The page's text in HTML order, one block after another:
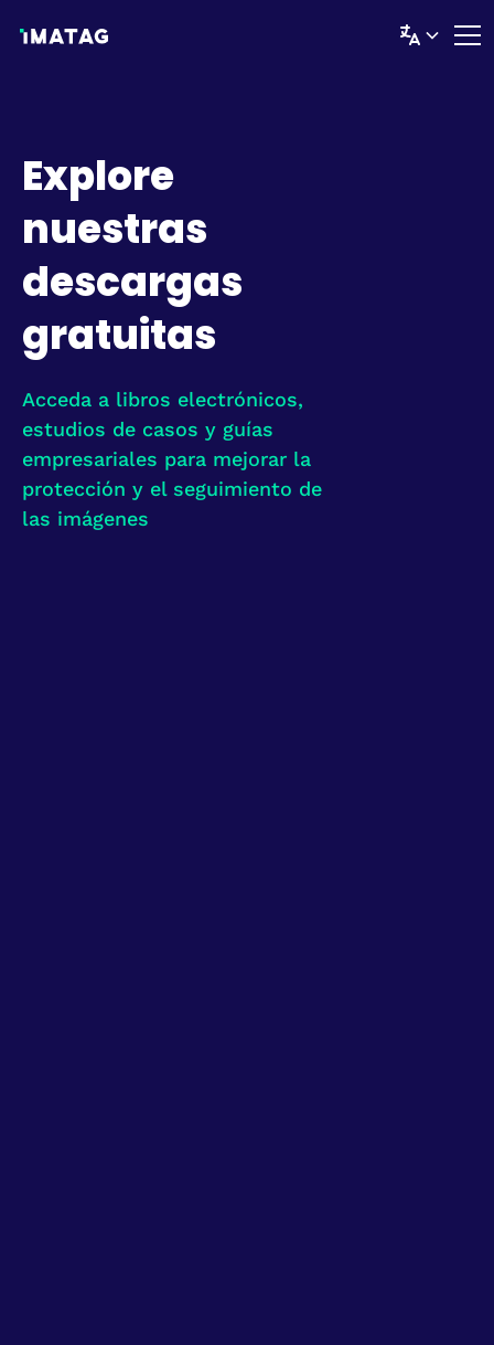
Explore
nuestras
descargas
gratuitas
Acceda a libros electrónicos,
estudios de casos y guías
empresariales para mejorar la
protección y el seguimiento de
las imágenes